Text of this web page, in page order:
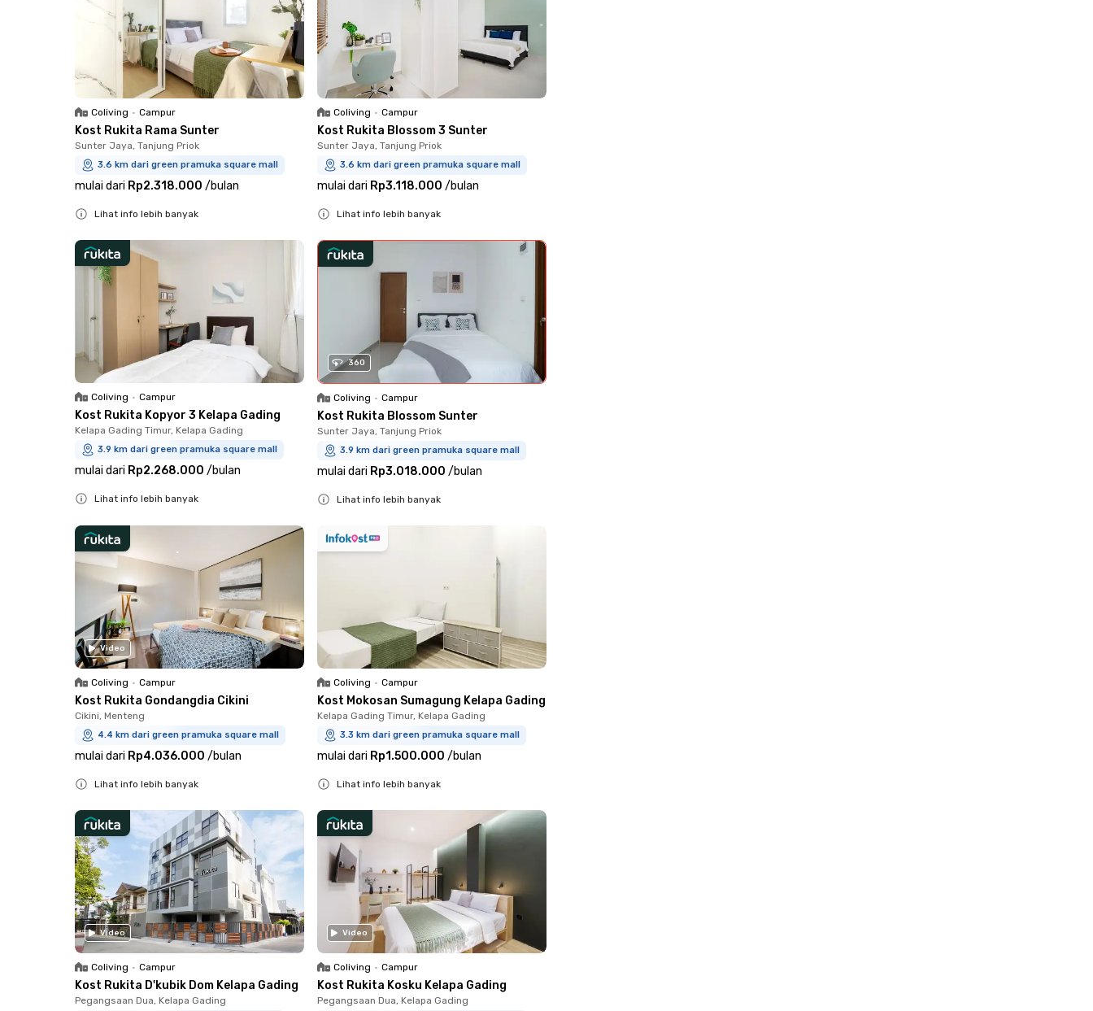
Coliving • Campur
Kost Rukita Rama Sunter
Sunter Jaya, Tanjung Priok
3.6 km dari green pramuka square mall
mulai dari Rp2.318.000 /bulan
Lihat info lebih banyak
Coliving • Campur
Kost Rukita Blossom 3 Sunter
Sunter Jaya, Tanjung Priok
3.6 km dari green pramuka square mall
mulai dari Rp3.118.000 /bulan
Lihat info lebih banyak
Coliving • Campur
Kost Rukita Kopyor 3 Kelapa Gading
Kelapa Gading Timur, Kelapa Gading
3.9 km dari green pramuka square mall
mulai dari Rp2.268.000 /bulan
Lihat info lebih banyak
360
Coliving • Campur
Kost Rukita Blossom Sunter
Sunter Jaya, Tanjung Priok
3.9 km dari green pramuka square mall
mulai dari Rp3.018.000 /bulan
Lihat info lebih banyak
Video
Coliving • Campur
Kost Rukita Gondangdia Cikini
Cikini, Menteng
4.4 km dari green pramuka square mall
mulai dari Rp4.036.000 /bulan
Lihat info lebih banyak
Coliving • Campur
Kost Mokosan Sumagung Kelapa Gading
Kelapa Gading Timur, Kelapa Gading
3.3 km dari green pramuka square mall
mulai dari Rp1.500.000 /bulan
Lihat info lebih banyak
Video
Coliving • Campur
Kost Rukita D'kubik Dom Kelapa Gading
Pegangsaan Dua, Kelapa Gading
Video
Coliving • Campur
Kost Rukita Kosku Kelapa Gading
Pegangsaan Dua, Kelapa Gading